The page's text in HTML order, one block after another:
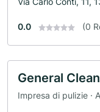
0.0 (0
General
Impresa di pulizie ·